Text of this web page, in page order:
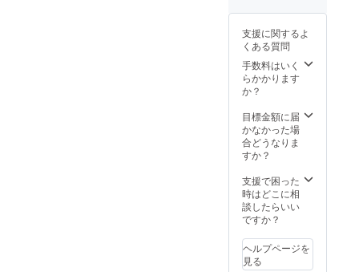
支援に関するよ
くある質問
手数料はいく
らかかります
か？
目標金額に届
かなかった場
合どうなりま
すか？
支援で困った
時はどこに相
談したらいい
ですか？
ヘルプページを
見る